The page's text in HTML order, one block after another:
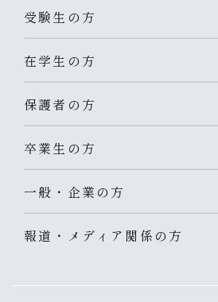
受験生の方
在学生の方
保護者の方
卒業生の方
一般・企業の方
報道・メディア関係の方